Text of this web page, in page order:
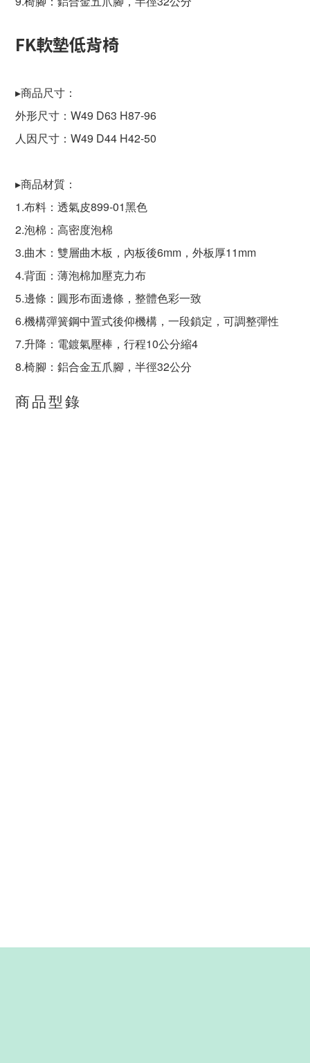
FK軟墊低背椅
▸商品尺寸：
外形尺寸：W49 D63 H87-96
人因尺寸：W49 D44 H42-50
▸商品材質：
1.布料：透氣皮899-01黑色
2.泡棉：高密度泡棉
3.曲木：雙層曲木板，內板後6mm，外板厚11mm
4.背面：薄泡棉加壓克力布
5.邊條：圓形布面邊條，整體色彩一致
6.機構彈簧鋼中置式後仰機構，一段鎖定，可調整彈性
7.升降：電鍍氣壓棒，行程10公分縮4
8.椅腳：鋁合金五爪腳，半徑32公分
商品型錄